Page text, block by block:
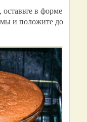
в форме
и положите до